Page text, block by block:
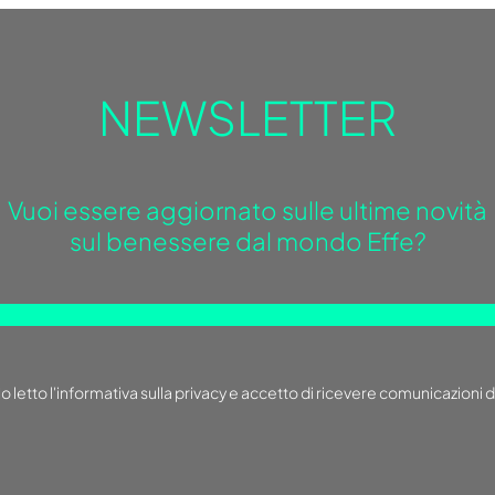
NEWSLETTER
Vuoi essere aggiornato sulle ultime novità
sul benessere dal mondo Effe?
lettol'informativa sulla privacye accetto di ricevere comunicazioni